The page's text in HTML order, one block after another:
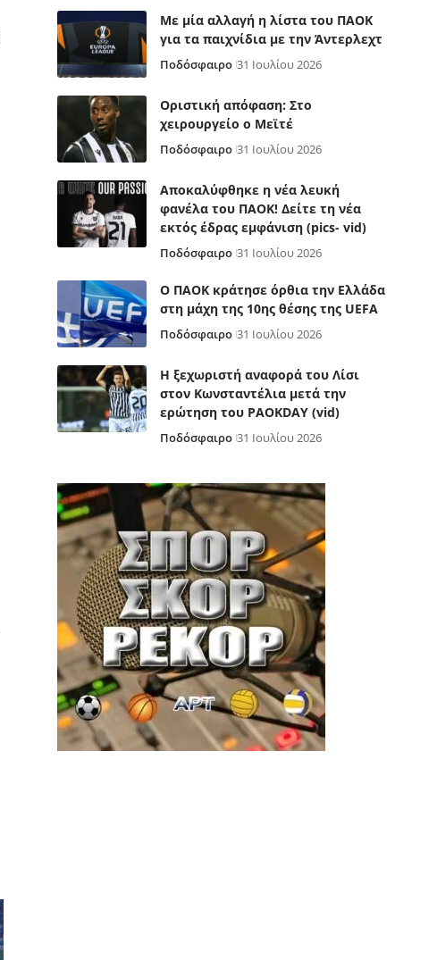
Με μία αλλαγή η λίστα του ΠΑΟΚ
για τα παιχνίδια με την Άντερλεχτ
Ποδόσφαιρο 31 Ιουλίου 2026
Οριστική απόφαση: Στο
χειρουργείο ο Μεϊτέ
Ποδόσφαιρο 31 Ιουλίου 2026
Αποκαλύφθηκε η νέα λευκή
φανέλα του ΠΑΟΚ! Δείτε τη νέα
εκτός έδρας εμφάνιση (pics- vid)
Ποδόσφαιρο 31 Ιουλίου 2026
Ο ΠΑΟΚ κράτησε όρθια την Ελλάδα
στη μάχη της 10ης θέσης της UEFA
Ποδόσφαιρο 31 Ιουλίου 2026
Η ξεχωριστή αναφορά του Λίσι
στον Κωνσταντέλια μετά την
ερώτηση του PAOKDAY (vid)
Ποδόσφαιρο 31 Ιουλίου 2026